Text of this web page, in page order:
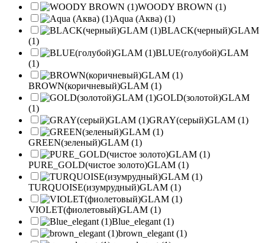
WOODY BROWN (1)
Aqua (Аква) (1)
BLACK(черный)GLAM
(1)
BLUE(голубой)GLAM
(1)
BROWN(коричневый)GLAM (1)
GOLD(золотой)GLAM
(1)
GRAY(серый)GLAM (1)
GREEN(зеленый)GLAM (1)
PURE_GOLD(чистое золото)GLAM (1)
TURQUOISE(изумрудный)GLAM (1)
VIOLET(фиолетовый)GLAM (1)
Blue_elegant (1)
brown_elegant (1)